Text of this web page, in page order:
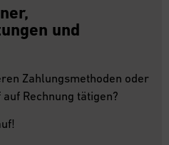
und
Zahlungsmethoden oder
Rechnung tätigen?